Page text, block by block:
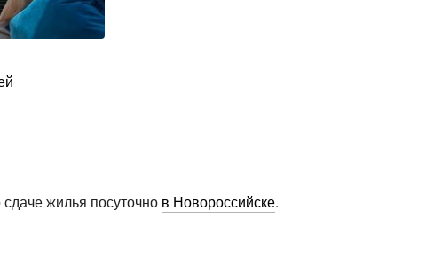
жилья посуточно в Новороссийске.